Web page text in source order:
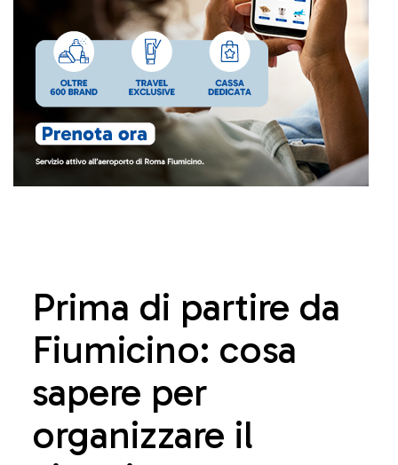
Prima di partire da
Fiumicino: cosa
sapere per
organizzare il